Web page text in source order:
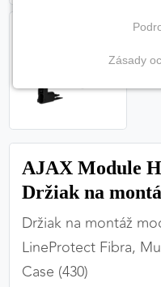
AJAX Module
Držiak na
Držiak na montáž
LineProtect Fibra,
Case (430)
(vždy aktívne,
Tieto cookies sú
zabezpečiť jej plnú
Zásady